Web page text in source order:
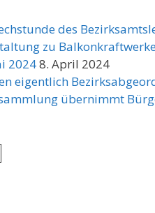
des
zu
20248. April 2024
eigentlich
übernimmt